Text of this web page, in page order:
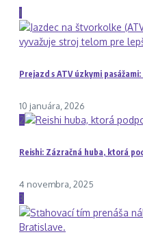
1
Prejazd s ATV úzkymi
10 januára, 2026
2
Reishi: Zázračná huba, ktorá
4 novembra, 2025
3